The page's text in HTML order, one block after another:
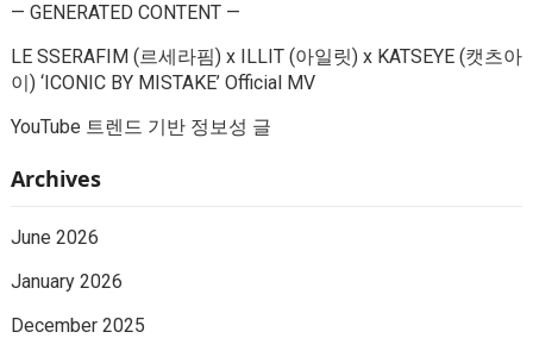
— GENERATED CONTENT —
LE SSERAFIM (르세라핌) x ILLIT (아일릿) x KATSEYE (캣츠아
이) ‘ICONIC BY MISTAKE’ Official MV
YouTube 트렌드 기반 정보성 글
Archives
June 2026
January 2026
December 2025